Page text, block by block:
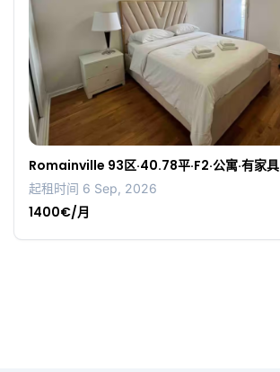
Romainville 93区·40.78平·F2·公寓·有家具
起租时间 6 Sep, 2026
1400€/月